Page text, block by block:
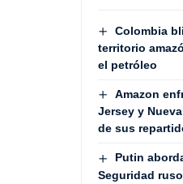
Colombia
territorio
el petróleo
Amazon
Jersey y
de sus
Putin
Seguridad